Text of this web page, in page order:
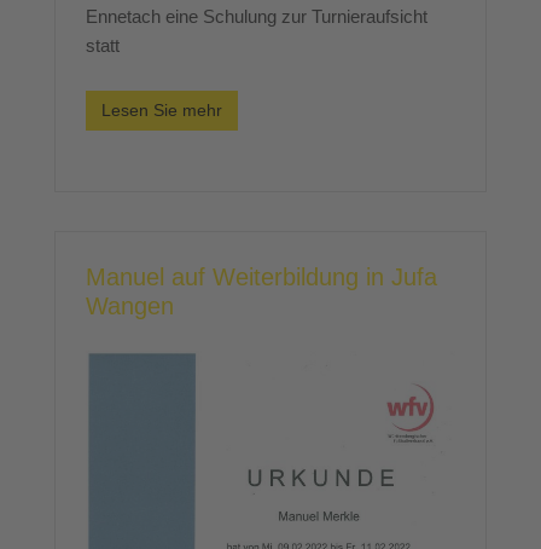
Ennetach eine Schulung zur Turnieraufsicht
statt
Lesen Sie mehr
Manuel auf Weiterbildung in Jufa
Wangen